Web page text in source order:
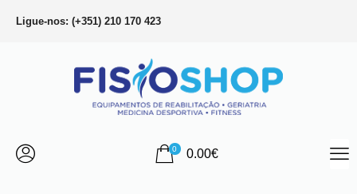
Ligue-nos: (+351) 210 170 423
0 0.00€